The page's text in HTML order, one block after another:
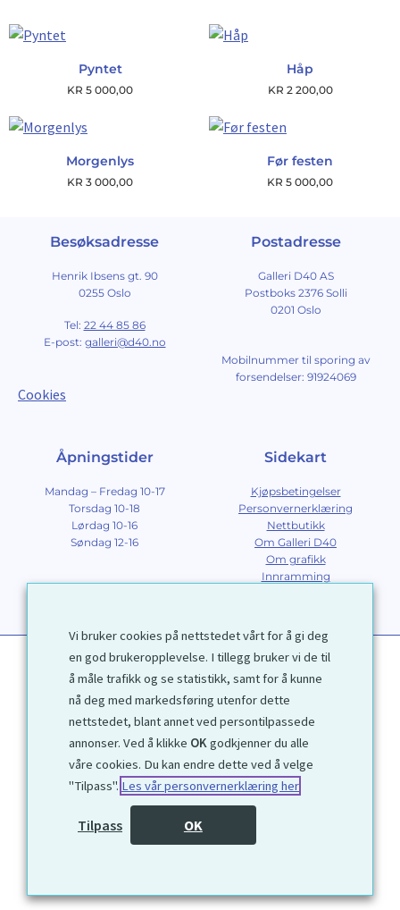
Pyntet
KR 5 000,00
Håp
KR 2 200,00
Morgenlys
KR 3 000,00
Før festen
KR 5 000,00
Besøksadresse
Henrik Ibsens gt. 90
0255 Oslo
Tel: 22 44 85 86
E-post: galleri@d40.no
Cookies
Postadresse
Galleri D40 AS
Postboks 2376 Solli
0201 Oslo
Mobilnummer til sporing av
forsendelser: 91924069
Åpningstider
Mandag – Fredag 10-17
Torsdag 10-18
Lørdag 10-16
Søndag 12-16
Sidekart
Kjøpsbetingelser
Personvernerklæring
Nettbutikk
Om Galleri D40
Om grafikk
Innramming
1972 © Galleri D40 AS
Utviklet avKjetil Moen Nettservice AS
Vi bruker cookies på nettstedet vårt for å gi deg
en god brukeropplevelse. I tillegg bruker vi de til
å måle trafikk og se statistikk, samt for å kunne
nå deg med markedsføring utenfor dette
nettstedet, blant annet ved persontilpassede
annonser. Ved å klikke OKgodkjenner du alle
våre cookies. Du kan endre dette ved å velge
"Tilpass". Les vår personvernerklæring her
Tilpass OK